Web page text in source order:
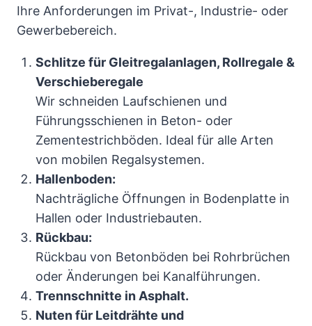
Ihre Anforderungen im Privat-, Industrie- oder
Gewerbebereich.
Schlitze für Gleitregalanlagen, Rollregale &
Verschieberegale
Wir schneiden Laufschienen und
Führungsschienen in Beton- oder
Zementestrichböden. Ideal für alle Arten
von mobilen Regalsystemen.
Hallenboden:
Nachträgliche Öffnungen in Bodenplatte in
Hallen oder Industriebauten.
Rückbau:
Rückbau von Betonböden bei Rohrbrüchen
oder Änderungen bei Kanalführungen.
Trennschnitte in Asphalt.
Nuten für Leitdrähte und